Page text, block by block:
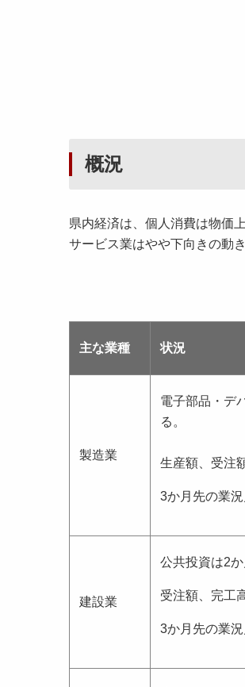
概況
県内経済は、個人消費は物価
サービス業はやや下向きの動
主な業種 状況
製造業
電子部品・デ
る。
生産額、受注
3か月先の業
建設業
公共投資は2
受注額、完工
3か月先の業